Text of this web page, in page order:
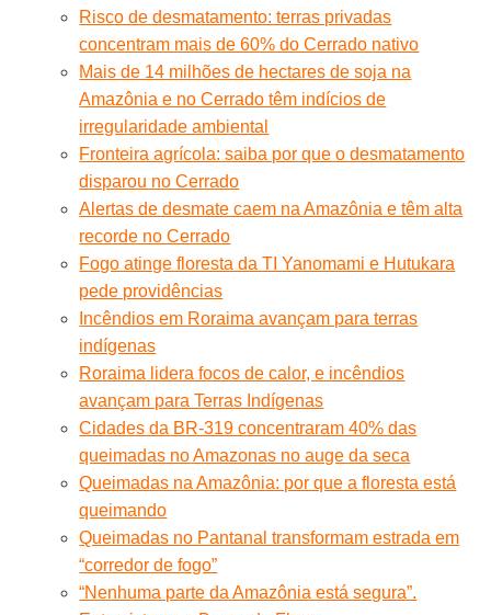
Risco de desmatamento: terras privadas
concentram mais de 60% do Cerrado nativo
Mais de 14 milhões de hectares de soja na
Amazônia e no Cerrado têm indícios de
irregularidade ambiental
Fronteira agrícola: saiba por que o desmatamento
disparou no Cerrado
Alertas de desmate caem na Amazônia e têm alta
recorde no Cerrado
Fogo atinge floresta da TI Yanomami e Hutukara
pede providências
Incêndios em Roraima avançam para terras
indígenas
Roraima lidera focos de calor, e incêndios
avançam para Terras Indígenas
Cidades da BR-319 concentraram 40% das
queimadas no Amazonas no auge da seca
Queimadas na Amazônia: por que a floresta está
queimando
Queimadas no Pantanal transformam estrada em
“corredor de fogo”
“Nenhuma parte da Amazônia está segura”.